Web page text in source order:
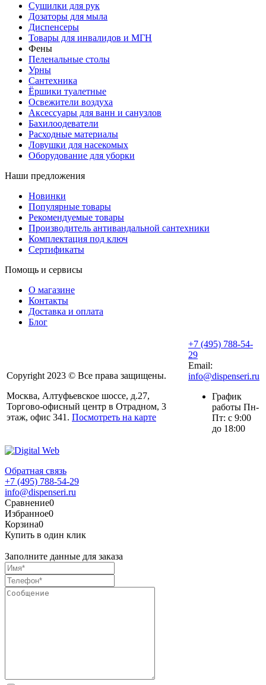
Сушилки для рук
Дозаторы для мыла
Диспенсеры
Товары для инвалидов и МГН
Фены
Пеленальные столы
Урны
Сантехника
Ёршики туалетные
Освежители воздуха
Аксессуары для ванн и санузлов
Бахилоодеватели
Расходные материалы
Ловушки для насекомых
Оборудование для уборки
Наши предложения
Новинки
Популярные товары
Рекомендуемые товары
Производитель антивандальной сантехники
Комплектация под ключ
Сертификаты
Помощь и сервисы
О магазине
Контакты
Доставка и оплата
Блог
Copyright 2023 © Все права защищены.
Москва, Алтуфьевское шоссе, д.27,
Торгово-офисный центр в Отрадном, 3
этаж, офис 341. Посмотреть на карте
+7 (495) 788-54-
29
Email:
info@dispenseri.ru
График
работы Пн-
Пт: с 9:00
до 18:00
Обратная связь
+7 (495) 788-54-29
info@dispenseri.ru
Сравнение0
Избранное0
Корзина0
Купить в один клик
Заполните данные для заказа